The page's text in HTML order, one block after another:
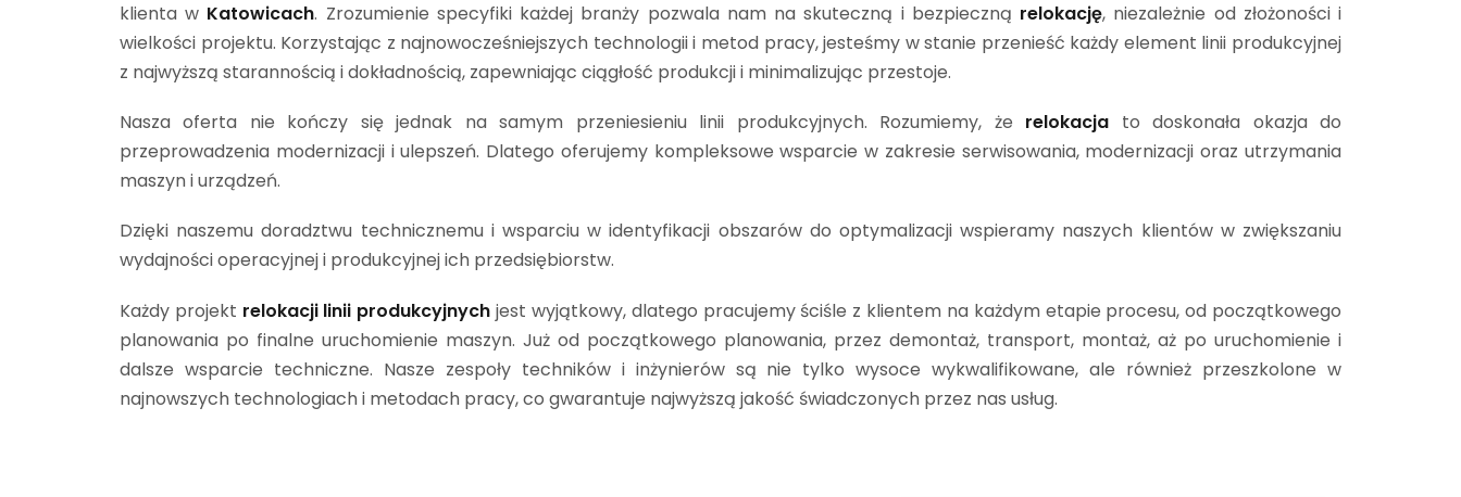
klienta w Katowicach. Zrozumienie specyfiki każdej branży pozwala nam na skuteczną i bezpieczną relokację, niezależnie od złożoności i
wielkości projektu. Korzystając z najnowocześniejszych technologii i metod pracy, jesteśmy w stanie przenieść każdy element linii produkcyjnej
z najwyższą starannością i dokładnością, zapewniając ciągłość produkcji i minimalizując przestoje.
Nasza oferta nie kończy się jednak na samym przeniesieniu linii produkcyjnych. Rozumiemy, że relokacja to doskonała okazja do
przeprowadzenia modernizacji i ulepszeń. Dlatego oferujemy kompleksowe wsparcie w zakresie serwisowania, modernizacji oraz utrzymania
maszyn i urządzeń.
Dzięki naszemu doradztwu technicznemu i wsparciu w identyfikacji obszarów do optymalizacji wspieramy naszych klientów w zwiększaniu
wydajności operacyjnej i produkcyjnej ich przedsiębiorstw.
Każdy projekt relokacji linii produkcyjnych jest wyjątkowy, dlatego pracujemy ściśle z klientem na każdym etapie procesu, od początkowego
planowania po finalne uruchomienie maszyn. Już od początkowego planowania, przez demontaż, transport, montaż, aż po uruchomienie i
dalsze wsparcie techniczne. Nasze zespoły techników i inżynierów są nie tylko wysoce wykwalifikowane, ale również przeszkolone w
najnowszych technologiach i metodach pracy, co gwarantuje najwyższą jakość świadczonych przez nas usług.